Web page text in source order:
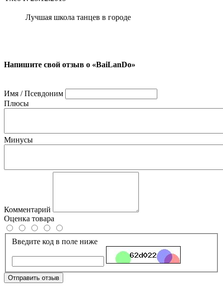
Лучшая школа танцев в городе
Напишите свой отзыв о «BaiLanDo»
Имя / Псевдоним
Плюсы
Минусы
Комментарий
Оценка товара
Введите код в поле ниже
Отправить отзыв